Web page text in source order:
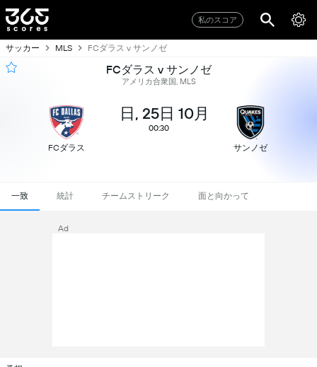
私のスコア
サッカー MLS FCダラス v サンノゼ
FCダラス v サンノゼ
アメリカ合衆国, MLS
FCダラス
日, 25日 10月
00:30
サンノゼ
一致 統計 チームストリーク 面と向かって
Ad